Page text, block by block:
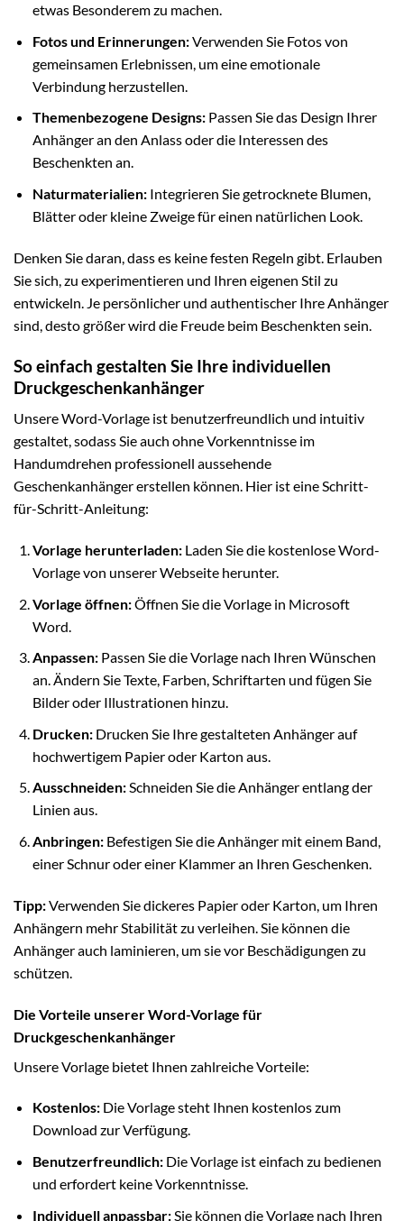
etwas Besonderem zu machen.
Fotos und Erinnerungen:Verwenden Sie Fotos von
gemeinsamen Erlebnissen, um eine emotionale
Verbindung herzustellen.
Themenbezogene Designs:Passen Sie das Design Ihrer
Anhänger an den Anlass oder die Interessen des
Beschenkten an.
Naturmaterialien:Integrieren Sie getrocknete Blumen,
Blätter oder kleine Zweige für einen natürlichen Look.
Denken Sie daran, dass es keine festen Regeln gibt. Erlauben
Sie sich, zu experimentieren und Ihren eigenen Stil zu
entwickeln. Je persönlicher und authentischer Ihre Anhänger
sind, desto größer wird die Freude beim Beschenkten sein.
So einfach gestalten Sie Ihre individuellen
Druckgeschenkanhänger
Unsere Word-Vorlage ist benutzerfreundlich und intuitiv
gestaltet, sodass Sie auch ohne Vorkenntnisse im
Handumdrehen professionell aussehende
Geschenkanhänger erstellen können. Hier ist eine Schritt-
für-Schritt-Anleitung:
Vorlage herunterladen:Laden Sie die kostenlose Word-
Vorlage von unserer Webseite herunter.
Vorlage öffnen:Öffnen Sie die Vorlage in Microsoft
Word.
Anpassen:Passen Sie die Vorlage nach Ihren Wünschen
an. Ändern Sie Texte, Farben, Schriftarten und fügen Sie
Bilder oder Illustrationen hinzu.
Drucken:Drucken Sie Ihre gestalteten Anhänger auf
hochwertigem Papier oder Karton aus.
Ausschneiden:Schneiden Sie die Anhänger entlang der
Linien aus.
Anbringen:Befestigen Sie die Anhänger mit einem Band,
einer Schnur oder einer Klammer an Ihren Geschenken.
Tipp:Verwenden Sie dickeres Papier oder Karton, um Ihren
Anhängern mehr Stabilität zu verleihen. Sie können die
Anhänger auch laminieren, um sie vor Beschädigungen zu
schützen.
Die Vorteile unserer Word-Vorlage für
Druckgeschenkanhänger
Unsere Vorlage bietet Ihnen zahlreiche Vorteile:
Kostenlos:Die Vorlage steht Ihnen kostenlos zum
Download zur Verfügung.
Benutzerfreundlich:Die Vorlage ist einfach zu bedienen
und erfordert keine Vorkenntnisse.
Individuell anpassbar:Sie können die Vorlage nach Ihren